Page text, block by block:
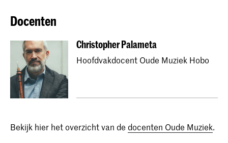
Docenten
Christopher Palameta
Hoofdvakdocent Oude Muziek Hobo
Bekijk hier het overzicht van de docenten Oude Muziek.